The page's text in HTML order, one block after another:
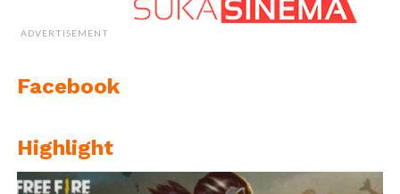
ADVERTISEMENT
Facebook
Highlight